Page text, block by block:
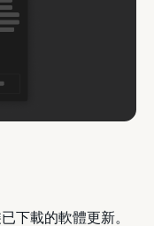
下載的軟體更新。